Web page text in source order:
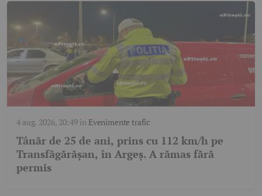
4 aug. 2026, 20:49în Evenimente trafic
Tânăr de 25 de ani, prins cu 112 km/h pe
Transfăgărășan, în Argeș. A rămas fără
permis